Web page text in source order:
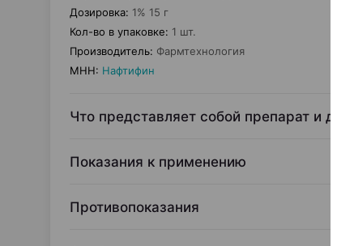
Дозировка: 1% 15 г
Кол-во в упаковке: 1 шт.
Производитель: Фармтехнология
МНН: Нафтифин
Что представляет собой препарат и
Показания к применению
Противопоказания